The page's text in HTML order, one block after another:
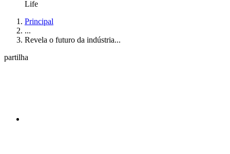
Life
Principal
...
Revela o futuro da indústria...
partilha